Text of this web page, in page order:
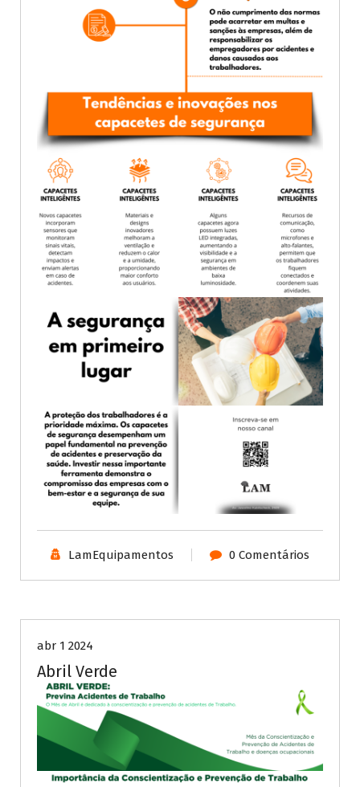
LamEquipamentos 0 Comentários
abr 1 2024
Abril Verde